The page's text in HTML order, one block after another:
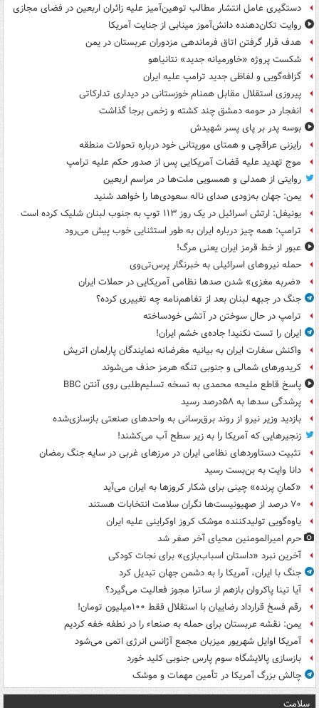
دستگیری عامل انتشار مطالب توهین‌آمیز علیه زائران اربعین در فضای مجازی
روایت تکان‌دهنده دانش‌آموز مینابی از جنایت آمریکا
هدف قرار گرفتن اتاق‌ فرماندهی مزدوران عربستان در یمن
شکست پروژه «خاورمیانه جدید» نتانیاهو
گزافه‌گویی و لفاظی جدید ترامپ علیه ایران
پیروزی استقلال مقابل همنام خوزستانی در دیداری تدارکاتی
انفجار در حومه دمشق چند کشته و زخمی برجا گذاشت
بوسه‌ پدر بر پای پسر شهیدش
رایزنی عراقچی و همتای موریتانی خود درباره تحولات منطقه
موج تهدید علیه قضات آمریکایی پس از صدور حکم علیه ترامپ
روایتی از همدلی و همسویی ملت‌ها در مراسم اربعین
یمن: جهان به‌زودی صدای ناله سعودی‌ها را خواهد شنید
یونیفل: ارتش اسرائیل در یک روز ۱۱۳ توپ به جنوب لبنان شلیک کرده است
ترامپ: همه چیز درباره ایران به طور استثنایی خوب پیش می‌رود
عبور از خط قرمز ایران یعنی مرگ!
حمله نیروهای اسرائیلی به خبرنگار پرس‌تی‌وی
«ضربه مغزی» شدن صدها نظامی آمریکایی در حملات ایران
جنگ در جبهه لبنان بعد از تفاهم‌نامه چه تغییری کرده؟
ترامپ در حال سوختن در آتشی خودساخته
ایران را تست نکنید! جاده‌ی خشم ایران!
واکنش سفارت ایران به بیانیه مغرضانه نمایندگان پارلمان اتریش
کریدورهای شمالی و جنوبی تنگه هرمز حذف می‌شوند
پاسخ قاطع ملیحه محمدی به نسخه تسلیم‌طلبی روی آنتن BBC
پرشدگی سدها به ۵۸درصد رسید
بازدید وزیر نیرو از روند برق‌رسانی به واحدهای صنعتی بازسازی‌شده
زنجیرهایی که آمریکا را به زیر سطح آب می‌کشند!
تثبیت دستاوردهای نظامی ایران در مرزهای غربی در سایه جنگ رمضان
دانا وایت به بن‌بست رسید
«کمانِ پرنده» چینی برای شکار کروزها به ایران می‌آید
۷۰ درصد از صهیونیست‌ها نگران سلامت انتخابات هستند
یاوه‌گویی تولیدکننده موشک کروز اوکراینی علیه ایران
حرم امیرالمومنین محیای آخر صفر شد
آخرین نبرد «داستان اسباب‌بازی» برای نجات کودکی
جنگ با ایران، آمریکا را به دشمن جهان تبدیل کرد
آیا تینا پاکروان بازهم از ساترا مجوز فعالیت می‌گیرد؟
رقم فسخ قرارداد رضاییان با استقلال فقط ۱۰۰میلیون تومان!
یمن: نقشه عربستان برای حمله به صنعاء را در نطفه خفه کردیم
آمریکا اوایل شهریور میزبان مجمع آژانس انرژی اتمی می‌شود
بازسازی پالایشگاه سوم پارس جنوبی کلید خورد
چالش بزرگ آمریکا در تأمین مهمات و موشک
سلامت